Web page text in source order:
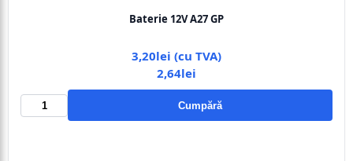
Baterie 12V A27 GP
3,20lei (cu TVA)
2,64lei
Cumpără